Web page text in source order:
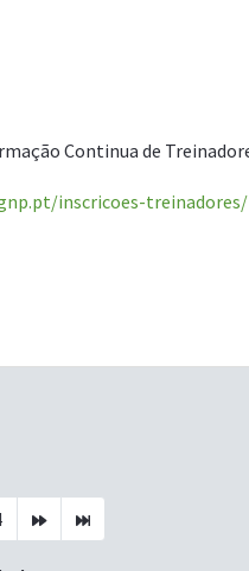
Continua de
inscricoes-treinadores/